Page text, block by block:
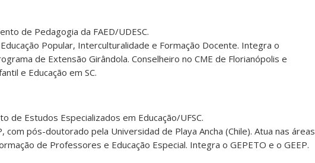
de Pedagogia da FAED/UDESC.
Popular, Interculturalidade e Formação Docente. Integra o
de Extensão Girândola. Conselheiro no CME de Florianópolis e
e Educação em SC.
de Estudos Especializados em Educação/UFSC.
com pós-doutorado pela Universidad de Playa Ancha (Chile). Atua nas áreas
de Professores e Educação Especial. Integra o GEPETO e o GEEP.